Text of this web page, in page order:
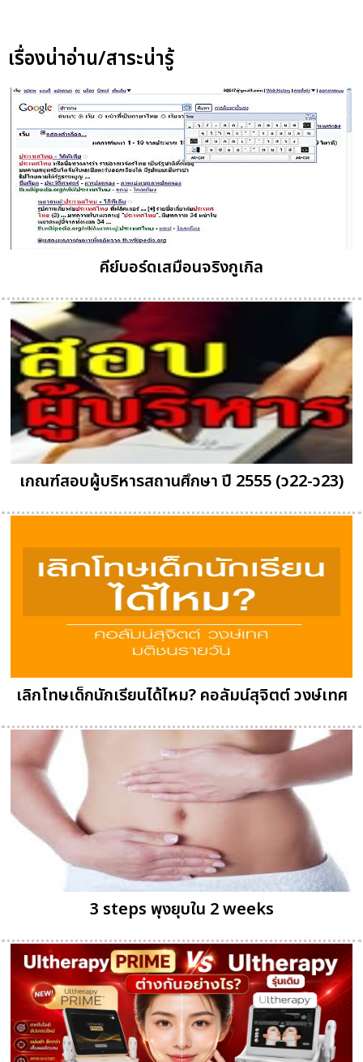
เรื่องน่าอ่าน/สาระน่ารู้
คีย์บอร์ดเสมือนจริงกูเกิล
เกณฑ์สอบผู้บริหารสถานศึกษา ปี 2555 (ว22-ว23)
เลิกโทษเด็กนักเรียนได้ไหม? คอลัมน์สุจิตต์ วงษ์เทศ
3 steps พุงยุบใน 2 weeks